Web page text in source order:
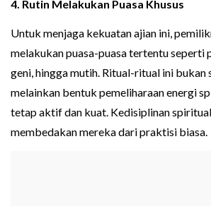
4. Rutin Melakukan Puasa Khusus
Untuk menjaga kekuatan ajian ini,
melakukan puasa-puasa tertentu seperti
geni, hingga mutih. Ritual-ritual ini bukan
melainkan bentuk pemeliharaan energi
tetap aktif dan kuat. Kedisiplinan
membedakan mereka dari praktisi biasa.